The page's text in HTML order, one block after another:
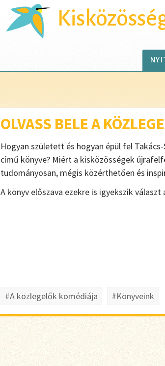
OLVASS BELE A
Hogyan született és hogyan épül fel
című könyve? Miért a kisközösségek
tudományosan, mégis közérthetően és
A könyv előszava ezekre is igyekszik választ
#A közlegelők komédiája #Könyveink